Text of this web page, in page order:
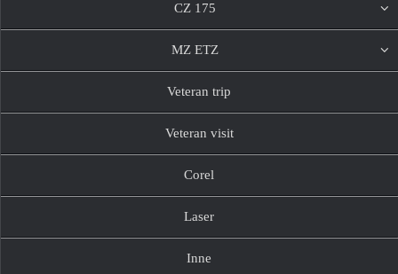
CZ 175
MZ ETZ
Veteran trip
Veteran visit
Corel
Laser
Inne